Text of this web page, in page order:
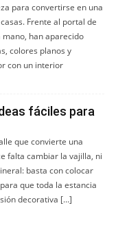
para convertirse en una
Frente al portal de
han aparecido
colores planos y
con un interior
fáciles para
que convierte una
falta cambiar la vajilla, ni
basta con colocar
que toda la estancia
decorativa […]